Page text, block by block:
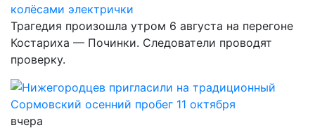
колёсами электрички
Трагедия произошла утром 6 августа на перегоне
Костариха — Починки. Следователи проводят
проверку.
вчера